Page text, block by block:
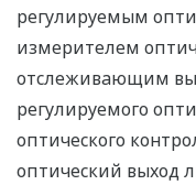
регулируемым
измерителем
отслеживающим
регулируемого
оптического
оптический выход